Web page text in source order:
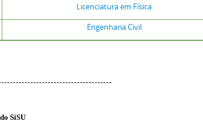
Licenciatura em Física
Engenharia Civil
SiSU